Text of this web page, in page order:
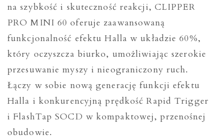
na szybkość i skuteczność reakcji, CLIPPER
PRO MINI 60 oferuje zaawansowaną
funkcjonalność efektu Halla w układzie 60%,
który oczyszcza biurko, umożliwiając szerokie
przesuwanie myszy i nieograniczony ruch.
Łączy w sobie nową generację funkcji efektu
Halla i konkurencyjną prędkość Rapid Trigger
i FlashTap SOCD w kompaktowej, przenośnej
obudowie.